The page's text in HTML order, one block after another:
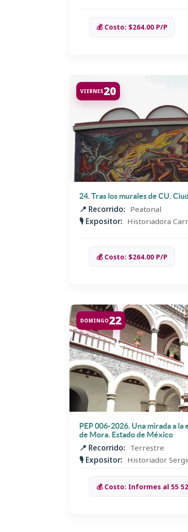
💰 Costo: $264.00 P/P
VIERNES20
24. Tras los murales de CU.
📍 Recorrido: Peatonal
🎙️ Expositor: Historiadora
💰 Costo: $264.00 P/P
DOMINGO22
PEP 006-2026. Una mirada a
de Mora. Estado de México
📍 Recorrido: Terrestre
🎙️ Expositor: Historiador
💰 Costo: Informes al 55